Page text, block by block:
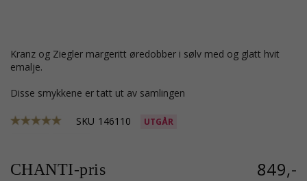
Kranz og Ziegler margeritt øredobber i sølv med og glatt hvit
emalje.
Disse smykkene er tatt ut av samlingen
SKU 146110 UTGÅR
CHANTI-pris 849,-